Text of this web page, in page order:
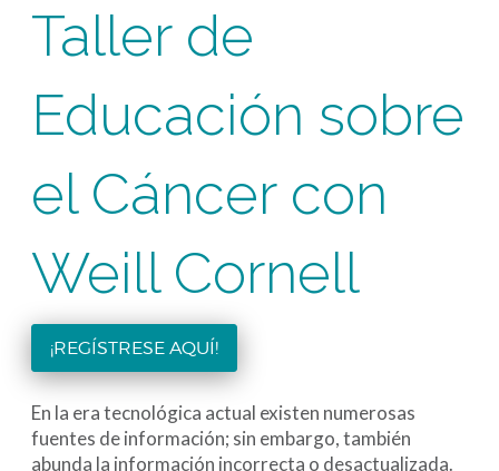
Taller de
Educación sobre
el Cáncer con
Weill Cornell
¡REGÍSTRESE AQUÍ!
En la era tecnológica actual existen numerosas
fuentes de información; sin embargo, también
abunda la información incorrecta o desactualizada.